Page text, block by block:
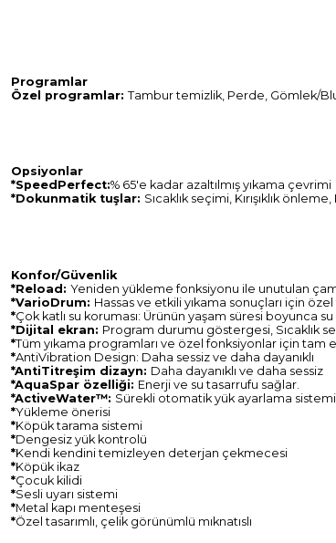
Programlar
Özel programlar: Tambur temizlik, Perde, Gömlek/
Opsiyonlar
*SpeedPerfect:% 65'e kadar azaltılmış yıkama çevrimi
*Dokunmatik tuşlar: Sıcaklık seçimi, Kırışıklık
Konfor/Güvenlik
*Reload: Yeniden yükleme fonksiyonu ile unutulan
*VarioDrum: Hassas ve etkili yıkama sonuçları için özel
*Çok katlı su koruması: Ürünün yaşam süresi boyunca
*Dijital ekran: Program durumu göstergesi, Sıcaklık
*Tüm yıkama programları ve özel fonksiyonlar için tam
*AntiVibration Design: Daha sessiz ve daha dayanıklı
*AntiTitreşim dizayn: Daha dayanıklı ve daha sessiz
*AquaSpar özelliği: Enerji ve su tasarrufu sağlar.
*ActiveWater™: Sürekli otomatik yük ayarlama sistemi
*Yükleme önerisi
*Köpük tarama sistemi
*Dengesiz yük kontrolü
*Kendi kendini temizleyen deterjan çekmecesi
*Köpük ikaz
*Çocuk kilidi
*Sesli uyarı sistemi
*Metal kapı menteşesi
*Özel tasarımlı, çelik görünümlü mıknatıslı